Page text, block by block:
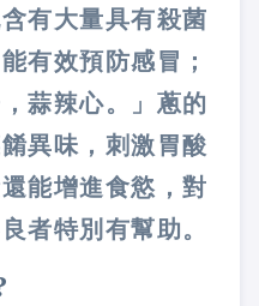
有大量具有殺菌
有效預防感冒；
蒜辣心。」蔥的
異味，刺激胃酸
能增進食慾，對
者特別有幫助。